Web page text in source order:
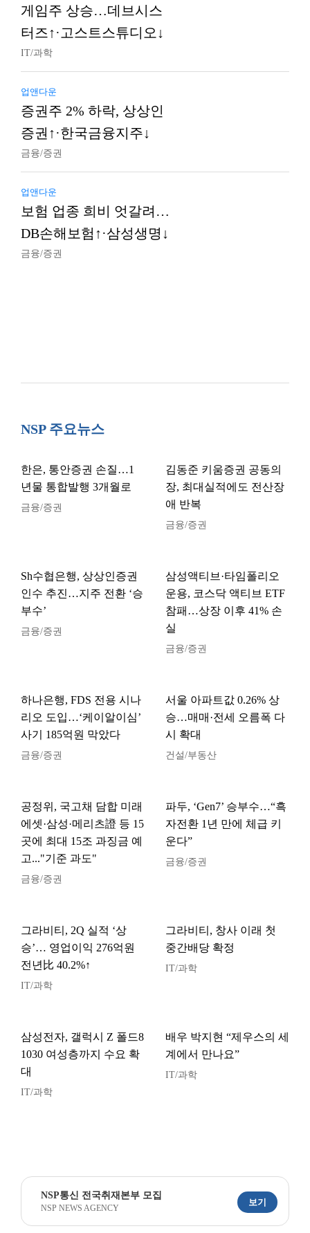
게임주 상승…데브시스
터즈↑·고스트스튜디오↓
IT/과학
업앤다운
증권주 2% 하락, 상상인
증권↑·한국금융지주↓
금융/증권
업앤다운
보험 업종 희비 엇갈려…
DB손해보험↑·삼성생명↓
금융/증권
NSP 주요뉴스
한은, 통안증권 손질…1
년물 통합발행 3개월로
금융/증권
김동준 키움증권 공동의
장, 최대실적에도 전산장
애 반복
금융/증권
Sh수협은행, 상상인증권
인수 추진…지주 전환 ‘승
부수’
금융/증권
삼성액티브·타임폴리오
운용, 코스닥 액티브 ETF
참패…상장 이후 41% 손
실
금융/증권
하나은행, FDS 전용 시나
리오 도입…‘케이알이심’
사기 185억원 막았다
금융/증권
서울 아파트값 0.26% 상
승…매매·전세 오름폭 다
시 확대
건설/부동산
공정위, 국고채 담합 미래
에셋·삼성·메리츠證 등 15
곳에 최대 15조 과징금 예
고..."기준 과도"
금융/증권
파두, ‘Gen7’ 승부수…“흑
자전환 1년 만에 체급 키
운다”
금융/증권
그라비티, 2Q 실적 ‘상
승’… 영업이익 276억원
전년比 40.2%↑
IT/과학
그라비티, 창사 이래 첫
중간배당 확정
IT/과학
삼성전자, 갤럭시 Z 폴드8
1030 여성층까지 수요 확
대
IT/과학
배우 박지현 “제우스의 세
계에서 만나요”
IT/과학
NSP통신 전국취재본부 모집
NSP NEWS AGENCY
보기